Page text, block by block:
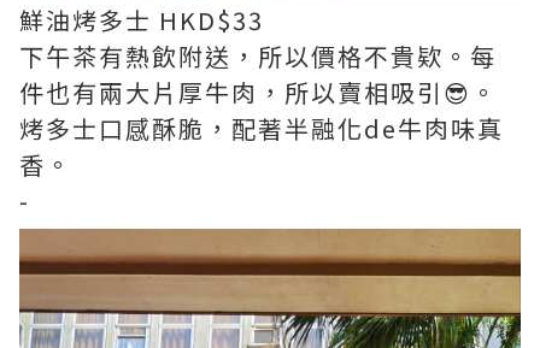
鮮油烤多士 HKD$33
下午茶有熱飲附送，所以價格不貴欵。每
件也有兩大片厚牛肉，所以賣相吸引😎。
烤多士口感酥脆，配著半融化de牛肉味真
香。
-